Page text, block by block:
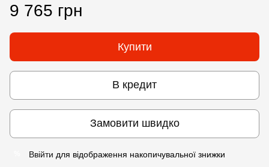
9 765 грн
Купити
В кредит
Замовити швидко
Ввійти для відображення накопичувальної знижки